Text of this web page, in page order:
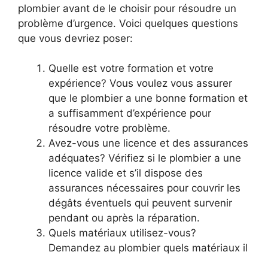
plombier avant de le choisir pour résoudre un
problème d’urgence. Voici quelques questions
que vous devriez poser:
Quelle est votre formation et votre
expérience? Vous voulez vous assurer
que le plombier a une bonne formation et
a suffisamment d’expérience pour
résoudre votre problème.
Avez-vous une licence et des assurances
adéquates? Vérifiez si le plombier a une
licence valide et s’il dispose des
assurances nécessaires pour couvrir les
dégâts éventuels qui peuvent survenir
pendant ou après la réparation.
Quels matériaux utilisez-vous?
Demandez au plombier quels matériaux il